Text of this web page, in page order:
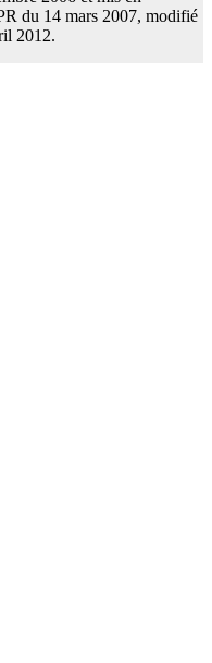
du 14 mars 2007, modifié
2012.